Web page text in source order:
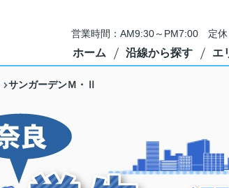
営業時間：AM9:30～PM7:00 定休
ホーム 沿線から探す エ
サンガーデンＭ・Ⅱ